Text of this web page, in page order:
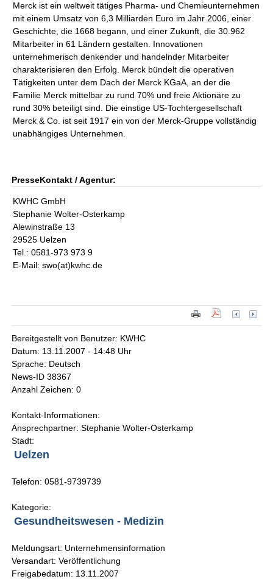
Merck ist ein weltweit tätiges Pharma- und Chemieunternehmen
mit einem Umsatz von 6,3 Milliarden Euro im Jahr 2006, einer
Geschichte, die 1668 begann, und einer Zukunft, die 30.962
Mitarbeiter in 61 Ländern gestalten. Innovationen
unternehmerisch denkender und handelnder Mitarbeiter
charakterisieren den Erfolg. Merck bündelt die operativen
Tätigkeiten unter dem Dach der Merck KGaA, an der die
Familie Merck mittelbar zu rund 70% und freie Aktionäre zu
rund 30% beteiligt sind. Die einstige US-Tochtergesellschaft
Merck & Co. ist seit 1917 ein von der Merck-Gruppe vollständig
unabhängiges Unternehmen.
PresseKontakt / Agentur:
KWHC GmbH
Stephanie Wolter-Osterkamp
Alewinstraße 13
29525 Uelzen
Tel.: 0581-973 973 9
E-Mail: swo(at)kwhc.de
Bereitgestellt von Benutzer: KWHC
Datum: 13.11.2007 - 14:48 Uhr
Sprache: Deutsch
News-ID 38367
Anzahl Zeichen: 0
Kontakt-Informationen:
Ansprechpartner: Stephanie Wolter-Osterkamp
Stadt:
Uelzen
Telefon: 0581-9739739
Kategorie:
Gesundheitswesen - Medizin
Meldungsart: Unternehmensinformation
Versandart: Veröffentlichung
Freigabedatum: 13.11.2007